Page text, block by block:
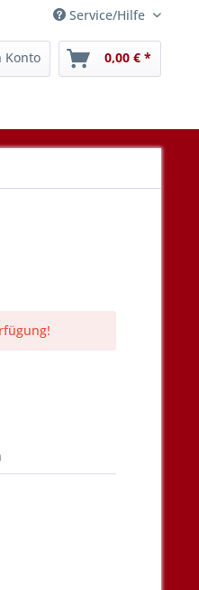
Service/Hilfe
Konto 0,00 € *